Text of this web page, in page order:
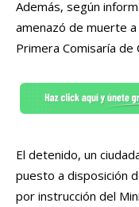
Además, según
amenazó de muerte
Primera Comisaría de
El detenido, un
puesto a disposición
por instrucción del